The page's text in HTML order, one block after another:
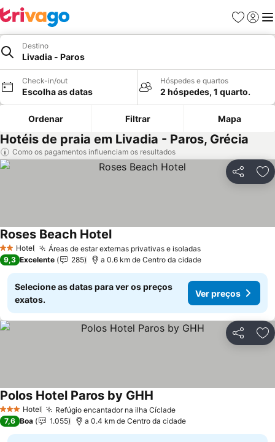
Favoritos
Iniciar
Destino
Livadia - Paros
Check-in/out
Escolha as datas
Hóspedes e quartos
2 hóspedes, 1 quarto.
Ordenar Filtrar Mapa
Hotéis de praia em Livadia - Paros, Grécia
Como os pagamentos influenciam os resultados
Partilhar
2 Estrelas
Hotel Áreas de estar externas privativas e isoladasVer preços
Roses Beach HotelVer preços
9,3 Excelente 285 a 0.6 km de Centro da cidade
Selecione as datas para ver os preços
exatos.
Ver preços
Partilhar
3 EstrelasHotel Refúgio encantador na ilha CícladeVer preços
Polos Hotel Paros by GHH
7,6 Boa 1.055 a 0.4 km de Centro da cidade